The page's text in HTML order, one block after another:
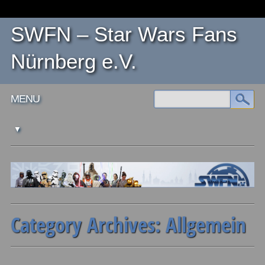
SWFN – Star Wars Fans
Nürnberg e.V.
Main menu
MENU
Category Archives:Allgemein